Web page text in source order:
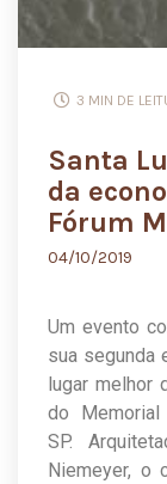
3 MIN DE
Santa
da
Fórum
04/10/2019
Um evento
sua segunda
lugar melhor
do
SP.
Niemeyer, o